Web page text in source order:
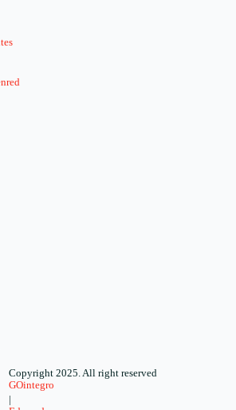
Copyright 2025. All right reserved
GOintegro